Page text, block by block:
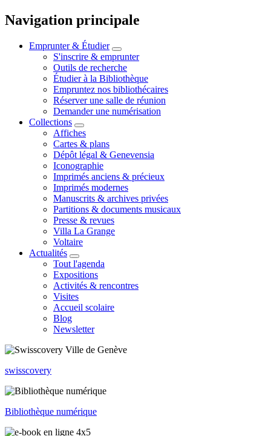
Navigation principale
Emprunter & Étudier
S'inscrire & emprunter
Outils de recherche
Étudier à la Bibliothèque
Empruntez nos bibliothécaires
Réserver une salle de réunion
Demander une numérisation
Collections
Affiches
Cartes & plans
Dépôt légal & Genevensia
Iconographie
Imprimés anciens & précieux
Imprimés modernes
Manuscrits & archives privées
Partitions & documents musicaux
Presse & revues
Villa La Grange
Voltaire
Actualités
Tout l'agenda
Expositions
Activités & rencontres
Visites
Accueil scolaire
Blog
Newsletter
swisscovery
Bibliothèque numérique